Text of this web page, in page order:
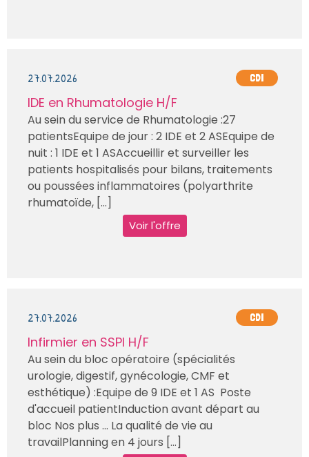
27.07.2026 CDI
IDE en Rhumatologie H/F
Au sein du service de Rhumatologie :27
patientsEquipe de jour : 2 IDE et 2 ASEquipe de
nuit : 1 IDE et 1 ASAccueillir et surveiller les
patients hospitalisés pour bilans, traitements
ou poussées inflammatoires (polyarthrite
rhumatoïde, [...]
Voir l'offre
27.07.2026 CDI
Infirmier en SSPI H/F
Au sein du bloc opératoire (spécialités
urologie, digestif, gynécologie, CMF et
esthétique) :Equipe de 9 IDE et 1 AS Poste
d'accueil patientInduction avant départ au
bloc Nos plus … La qualité de vie au
travailPlanning en 4 jours [...]